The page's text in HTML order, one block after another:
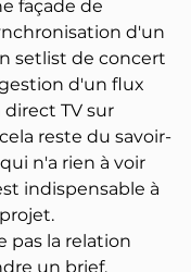
façade de
d'un
setlist de concert
d'un flux
TV sur
reste du savoir-
n'a rien à voir
indispensable à
pas la relation
un brief,